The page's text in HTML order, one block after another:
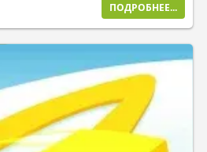
ПОДРОБНЕЕ...